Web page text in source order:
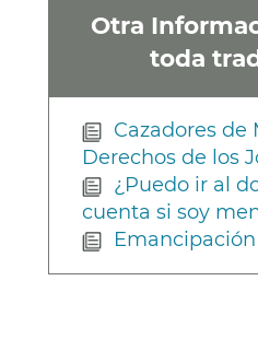
Otra
toda
Cazadores de
Derechos de los
¿Puedo ir al
cuenta si soy
Emancipación